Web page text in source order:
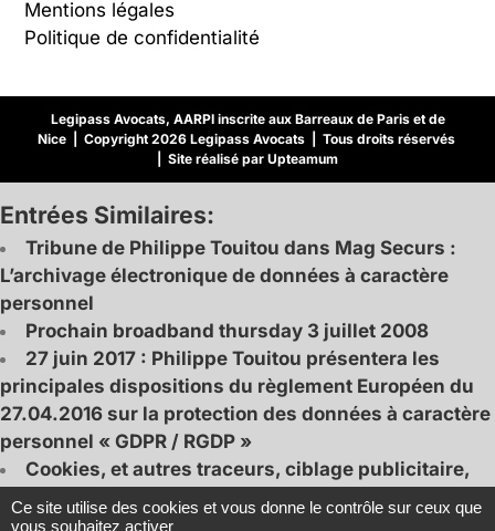
Mentions légales
Politique de confidentialité
Legipass Avocats, AARPI inscrite aux Barreaux de Paris et de
Nice | Copyright 2026 Legipass Avocats | Tous droits réservés
| Site réalisé par Upteamum
Entrées Similaires:
Tribune de Philippe Touitou dans Mag Securs :
L’archivage électronique de données à caractère
personnel
Prochain broadband thursday 3 juillet 2008
27 juin 2017 : Philippe Touitou présentera les
principales dispositions du règlement Européen du
27.04.2016 sur la protection des données à caractère
personnel « GDPR / RGDP »
Cookies, et autres traceurs, ciblage publicitaire,
RGPD, loi informatique et libertés : les règles ont
changé, la CNIL adopte de nouvelles lignes
Ce site utilise des cookies et vous donne le contrôle sur ceux que
vous souhaitez activer